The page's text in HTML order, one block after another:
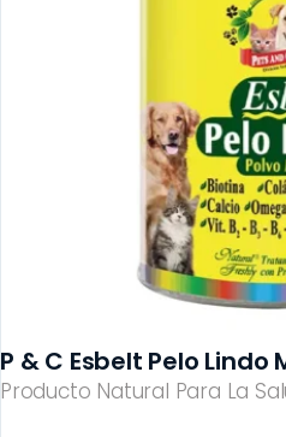
Producto Natural Para La
P & C Esbelt Pelo Lindo